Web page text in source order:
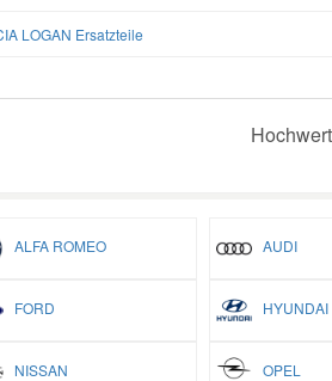
LOGAN Ersatzteile
ALFA ROMEO AUDI
FORD HYUNDAI
NISSAN OPEL